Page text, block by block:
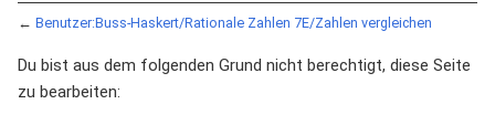
← Benutzer:Buss-Haskert/Rationale Zahlen 7E/Zahlen vergleichen
Du bist aus dem folgenden Grund nicht berechtigt, diese Seite
zu bearbeiten: